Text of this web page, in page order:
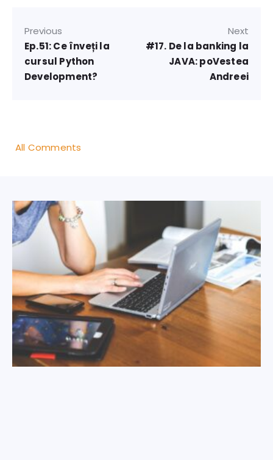
Previous
Ep.51: Ce înveți la
cursul Python
Development?
Next
#17. De la banking la
JAVA: poVestea
Andreei
All Comments